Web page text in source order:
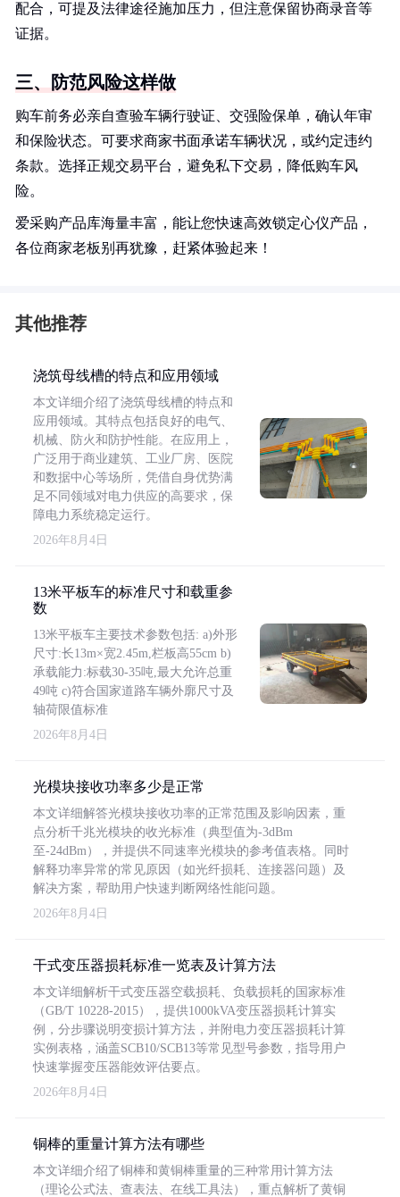
配合，可提及法律途径施加压力，但注意保留协商录音等
证据。
三、防范风险这样做
购车前务必亲自查验车辆行驶证、交强险保单，确认年审
和保险状态。可要求商家书面承诺车辆状况，或约定违约
条款。选择正规交易平台，避免私下交易，降低购车风
险。
爱采购产品库海量丰富，能让您快速高效锁定心仪产品，
各位商家老板别再犹豫，赶紧体验起来！
其他推荐
浇筑母线槽的特点和应用领域
本文详细介绍了浇筑母线槽的特点和
应用领域。其特点包括良好的电气、
机械、防火和防护性能。在应用上，
广泛用于商业建筑、工业厂房、医院
和数据中心等场所，凭借自身优势满
足不同领域对电力供应的高要求，保
障电力系统稳定运行。
2026年8月4日
13米平板车的标准尺寸和载重参
数
13米平板车主要技术参数包括: a)外形
尺寸:长13m×宽2.45m,栏板高55cm b)
承载能力:标载30-35吨,最大允许总重
49吨 c)符合国家道路车辆外廓尺寸及
轴荷限值标准
2026年8月4日
光模块接收功率多少是正常
本文详细解答光模块接收功率的正常范围及影响因素，重
点分析千兆光模块的收光标准（典型值为-3dBm
至-24dBm），并提供不同速率光模块的参考值表格。同时
解释功率异常的常见原因（如光纤损耗、连接器问题）及
解决方案，帮助用户快速判断网络性能问题。
2026年8月4日
干式变压器损耗标准一览表及计算方法
本文详细解析干式变压器空载损耗、负载损耗的国家标准
（GB/T 10228-2015），提供1000kVA变压器损耗计算实
例，分步骤说明变损计算方法，并附电力变压器损耗计算
实例表格，涵盖SCB10/SCB13等常见型号参数，指导用户
快速掌握变压器能效评估要点。
2026年8月4日
铜棒的重量计算方法有哪些
本文详细介绍了铜棒和黄铜棒重量的三种常用计算方法
（理论公式法、查表法、在线工具法），重点解析了黄铜